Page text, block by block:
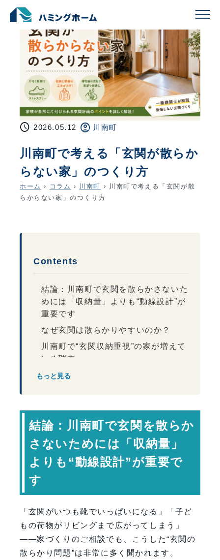
schedule 2026.05.12 account_circle 川南町
川南町で考える「玄関が散らか
らない家」のつくり方
ホーム › コラム › 川南町 › 川南町で考える「玄関が散
らからない家」のつくり方
Contents
結論：川南町で玄関を散らかさないた
めには「収納量」よりも“動線設計”が
重要です
なぜ玄関は散らかりやすいのか？
川南町で“玄関収納重視”の家が増えて
いる理由
川南町で玄関収納が重要視され
ント
収納は“量”より“配置”が重要
“見せる収納”と“隠す収納”を分け
土間収納を広くしすぎない
散らかりにくい玄関の特徴
玄関づくりで後悔しやすいポイント
川南町で玄関計画を考える際に大切な
こと
家族の持ち物を整理する
もっと見る
結論：川南町で玄関を散らか
さないためには「収納量」
よりも“動線設計”が重要で
す
「玄関がいつも靴でいっぱいになる」「子ど
もの荷物がリビングまで広がってしまう」
——家づくりのご相談でも、こうした“玄関の
散らかり問題”は非常に多く聞かれます。